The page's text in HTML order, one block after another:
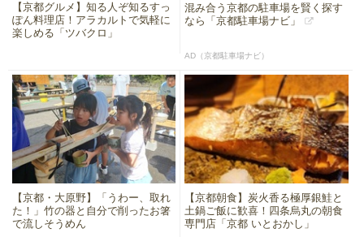
【京都グルメ】知る人ぞ知るすっ
ぽん料理店！アラカルトで気軽に
楽しめる「ツバクロ」
混み合う京都の駐車場を賢く探す
なら「京都駐車場ナビ」
AD（京都駐車場ナビ）
【京都・大原野】「うわー、取れ
た！」竹の器と自分で削ったお箸
で流しそうめん
【京都朝食】炭火香る極厚銀鮭と
土鍋ご飯に歓喜！四条烏丸の朝食
専門店「京都 いとおかし」